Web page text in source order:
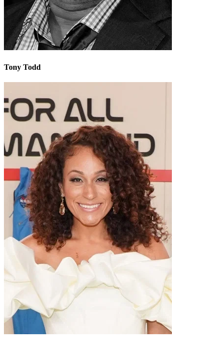
Tony Todd